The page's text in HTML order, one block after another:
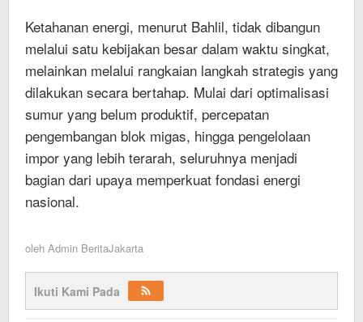
Ketahanan energi, menurut Bahlil, tidak dibangun
melalui satu kebijakan besar dalam waktu singkat,
melainkan melalui rangkaian langkah strategis yang
dilakukan secara bertahap. Mulai dari optimalisasi
sumur yang belum produktif, percepatan
pengembangan blok migas, hingga pengelolaan
impor yang lebih terarah, seluruhnya menjadi
bagian dari upaya memperkuat fondasi energi
nasional.
oleh Admin BeritaJakarta
Ikuti Kami Pada